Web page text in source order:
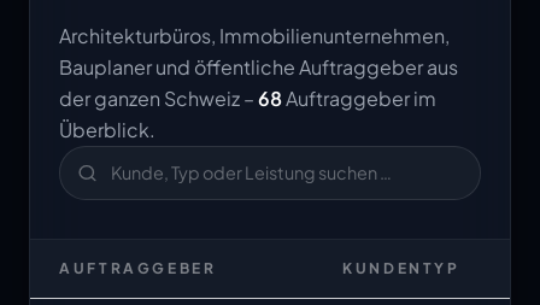
Architekturbüros, Immobilienunternehmen,
Bauplaner und öffentliche Auftraggeber aus
der ganzen Schweiz –68Auftraggeber im
Überblick.
AUFTRAGGEBER KUNDENTYP